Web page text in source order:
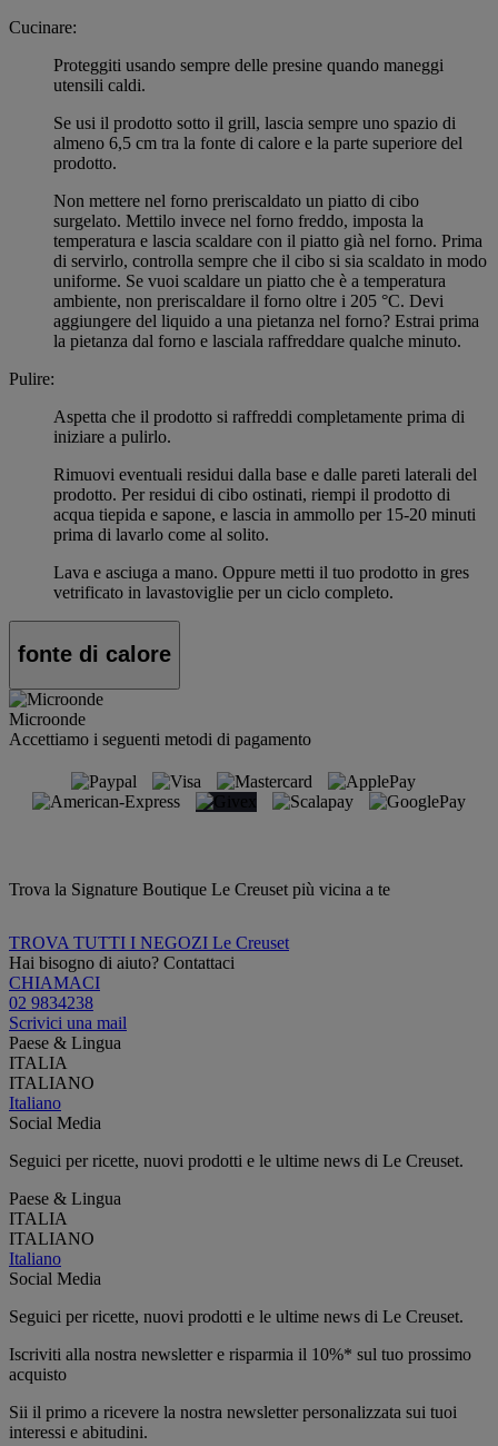
Cucinare:
Proteggiti usando sempre delle presine quando maneggi
utensili caldi.
Se usi il prodotto sotto il grill, lascia sempre uno spazio di
almeno 6,5 cm tra la fonte di calore e la parte superiore del
prodotto.
Non mettere nel forno preriscaldato un piatto di cibo
surgelato. Mettilo invece nel forno freddo, imposta la
temperatura e lascia scaldare con il piatto già nel forno. Prima
di servirlo, controlla sempre che il cibo si sia scaldato in modo
uniforme. Se vuoi scaldare un piatto che è a temperatura
ambiente, non preriscaldare il forno oltre i 205 °C. Devi
aggiungere del liquido a una pietanza nel forno? Estrai prima
la pietanza dal forno e lasciala raffreddare qualche minuto.
Pulire:
Aspetta che il prodotto si raffreddi completamente prima di
iniziare a pulirlo.
Rimuovi eventuali residui dalla base e dalle pareti laterali del
prodotto. Per residui di cibo ostinati, riempi il prodotto di
acqua tiepida e sapone, e lascia in ammollo per 15-20 minuti
prima di lavarlo come al solito.
Lava e asciuga a mano. Oppure metti il tuo prodotto in gres
vetrificato in lavastoviglie per un ciclo completo.
fonte di calore
Microonde
Accettiamo i seguenti metodi di pagamento
Trova la Signature Boutique Le Creuset più vicina a te
TROVA TUTTI I NEGOZI Le Creuset
Hai bisogno di aiuto? Contattaci
CHIAMACI
02 9834238
Scrivici una mail
Paese & Lingua
ITALIA
ITALIANO
Italiano
Social Media
Seguici per ricette, nuovi prodotti e le ultime news di Le Creuset.
Paese & Lingua
ITALIA
ITALIANO
Italiano
Social Media
Seguici per ricette, nuovi prodotti e le ultime news di Le Creuset.
Iscriviti alla nostra newsletter e risparmia il 10%* sul tuo prossimo
acquisto
Sii il primo a ricevere la nostra newsletter personalizzata sui tuoi
interessi e abitudini.